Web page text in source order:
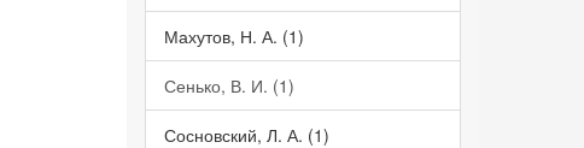
Махутов, Н. А. (1)
Сенько, В. И. (1)
Сосновский, Л. А. (1)